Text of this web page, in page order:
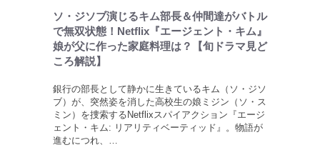
ソ・ジソブ演じるキム部長＆仲間達がバトル
で無双状態！Netflix『エージェント・キム』
娘が父に作った家庭料理は？【旬ドラマ見ど
ころ解説】
銀行の部長として静かに生きているキム（ソ・ジソ
ブ）が、突然姿を消した高校生の娘ミジン（ソ・ス
ミン）を捜索するNetflixスパイアクション『エージ
ェント・キム: リアリティベーティッド』。物語が
進むにつれ、…